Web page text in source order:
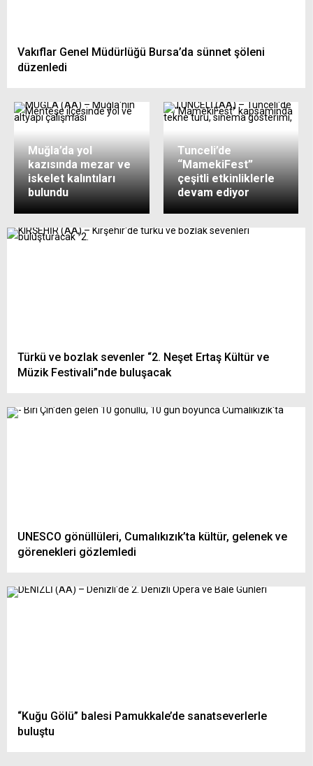
Vakıflar Genel Müdürlüğü Bursa’da sünnet şöleni
düzenledi
Muğla’da yol
kazısında mezar ve
iskelet kalıntıları
bulundu
Tunceli’de
“MamekiFest”
çeşitli etkinliklerle
devam ediyor
Türkü ve bozlak sevenler “2. Neşet Ertaş Kültür ve
Müzik Festivali”nde buluşacak
UNESCO gönüllüleri, Cumalıkızık’ta kültür, gelenek ve
görenekleri gözlemledi
“Kuğu Gölü” balesi Pamukkale’de sanatseverlerle
buluştu